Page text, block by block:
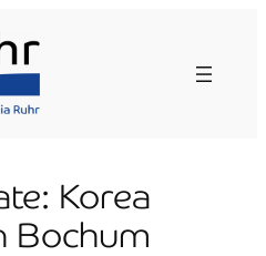
Korea
Bochum